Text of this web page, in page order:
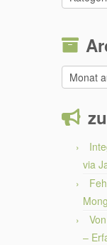
Themen
Archiv
via
–